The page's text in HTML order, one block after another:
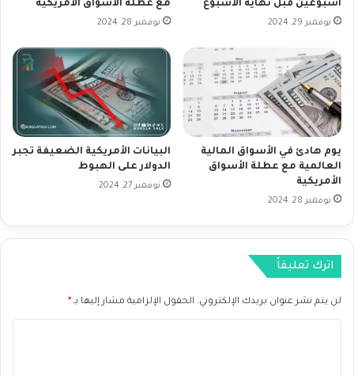
غ
ف
ي
د
ي
س
م
ب
ر
ي
ة
ا
ل
ب
ن
ك
ا
ل
م
ر
أ
و
أسبوعين قبل نهاية الأسبوع
نوفمبر 29, 2024
مع عطلة الأسواق الأمريكية
نوفمبر 28, 2024
يوم هادئ في الأسواق المالية
العالمية مع عطلة الأسواق
الأمريكية
نوفمبر 28, 2024
البيانات الأمريكية الضعيفة تجبر
الدولار على الهبوط
نوفمبر 27, 2024
اترك تعليقاً
لن يتم نشر عنوان بريدك الإلكتروني. الحقول الإلزامية مشار إليها بـ *